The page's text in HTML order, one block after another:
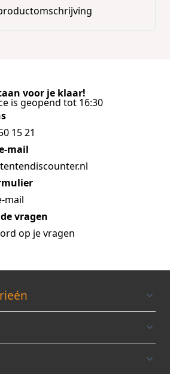
voor je klaar!
is geopend tot 16:30
15 21
mail
mail
vragen
op je vragen